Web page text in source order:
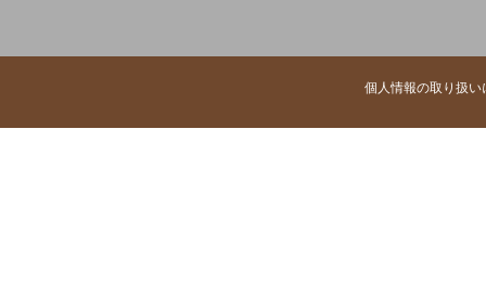
個人情報の取り扱い